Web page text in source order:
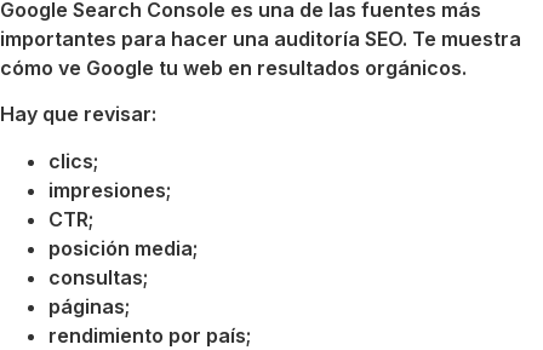
Google Search Console es una de las fuentes más
importantes para hacer una auditoría SEO. Te muestra
cómo ve Google tu web en resultados orgánicos.
Hay que revisar:
clics;
impresiones;
CTR;
posición media;
consultas;
páginas;
rendimiento por país;